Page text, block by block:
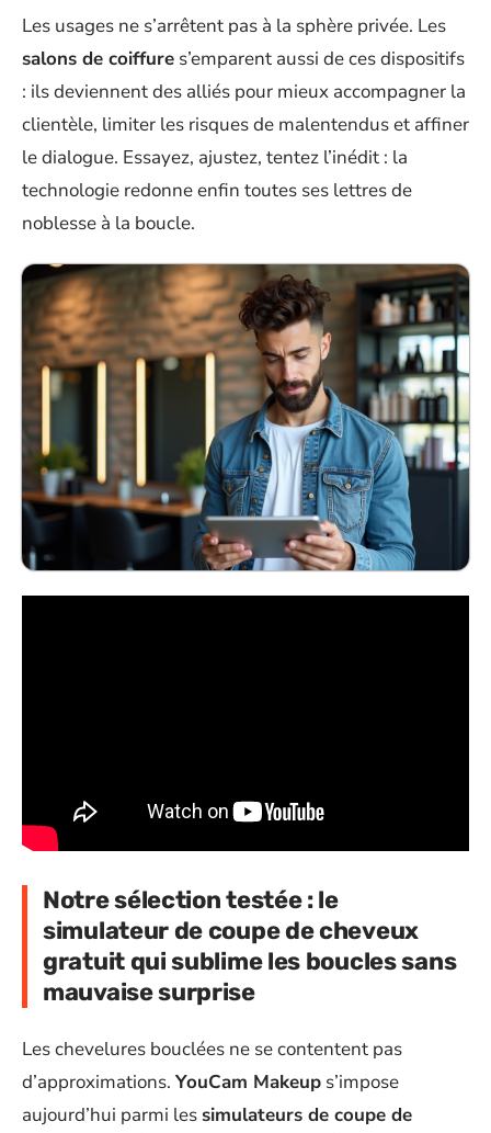
Les usages ne s’arrêtent pas à la sphère privée. Les
salons de coiffure s’emparent aussi de ces dispositifs
: ils deviennent des alliés pour mieux accompagner la
clientèle, limiter les risques de malentendus et affiner
le dialogue. Essayez, ajustez, tentez l’inédit : la
technologie redonne enfin toutes ses lettres de
noblesse à la boucle.
Notre sélection testée : le
simulateur de coupe de cheveux
gratuit qui sublime les boucles sans
mauvaise surprise
Les chevelures bouclées ne se contentent pas
d’approximations.YouCam Makeup s’impose
aujourd’hui parmi les simulateurs de coupe de